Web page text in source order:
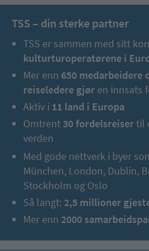
TSS – din sterke partner
TSS er sammen med sitt
kulturturoperatørene i
Mer enn 650 medarbeidere
reiseledere gjør en innsats
Aktiv i 11 land i Europa
Omtrent 30 fordelsreisertil
verden
Med gode nettverk i byer
München, London, Dublin,
Stockholm og Oslo
Så langt: 2,5 millioner
Mer enn 2000